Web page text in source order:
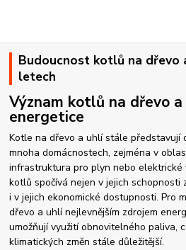
Budoucnost kotlů na dřevo
letech
Význam kotlů na dřevo
energetice
Kotle na dřevo a uhlí stále představují
mnoha domácnostech, zejména v
infrastruktura pro plyn nebo elektrické
kotlů spočívá nejen v jejich
i v jejich ekonomické dostupnosti. Pro
dřevo a uhlí nejlevnějším zdrojem
umožňují využití obnovitelného paliva,
klimatických změn stále důležitější.